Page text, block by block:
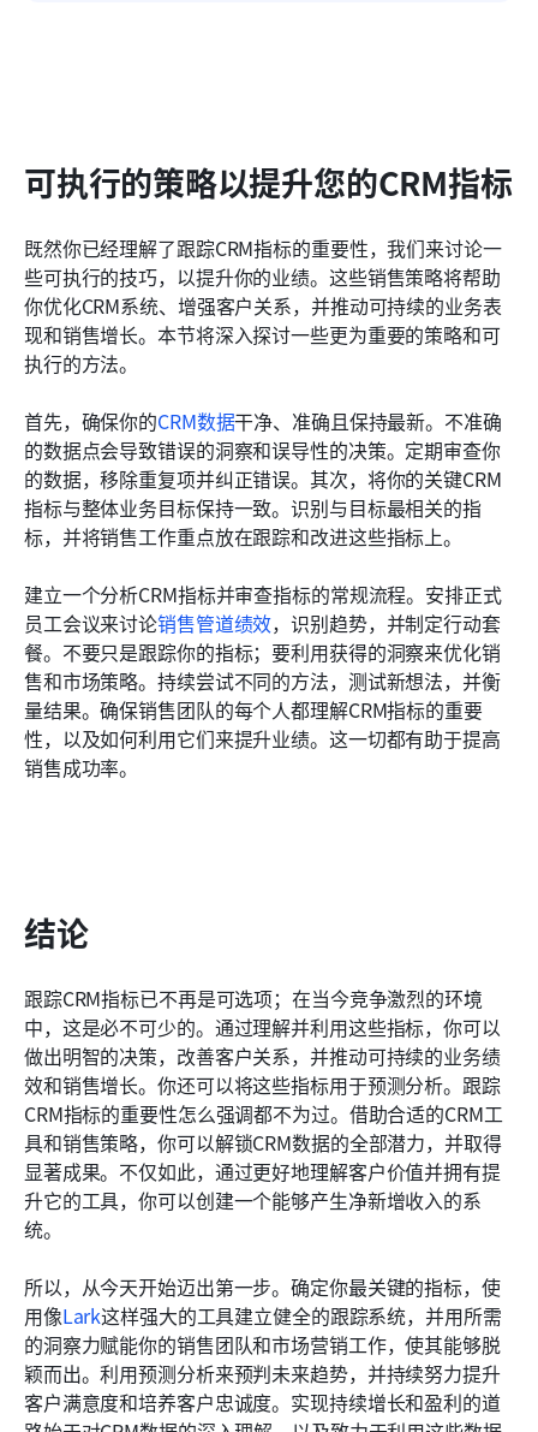
可执行的策略以提升您的CRM指标
既然你已经理解了跟踪CRM指标的重要性，我们来讨论一
些可执行的技巧，以提升你的业绩。这些销售策略将帮助
你优化CRM系统、增强客户关系，并推动可持续的业务表
现和销售增长。本节将深入探讨一些更为重要的策略和可
执行的方法。
首先，确保你的CRM数据干净、准确且保持最新。不准确
的数据点会导致错误的洞察和误导性的决策。定期审查你
的数据，移除重复项并纠正错误。其次，将你的关键CRM
指标与整体业务目标保持一致。识别与目标最相关的指
标，并将销售工作重点放在跟踪和改进这些指标上。
建立一个分析CRM指标并审查指标的常规流程。安排正式
员工会议来讨论销售管道绩效，识别趋势，并制定行动套
餐。不要只是跟踪你的指标；要利用获得的洞察来优化销
售和市场策略。持续尝试不同的方法，测试新想法，并衡
量结果。确保销售团队的每个人都理解CRM指标的重要
性，以及如何利用它们来提升业绩。这一切都有助于提高
销售成功率。
结论
跟踪CRM指标已不再是可选项；在当今竞争激烈的环境
中，这是必不可少的。通过理解并利用这些指标，你可以
做出明智的决策，改善客户关系，并推动可持续的业务绩
效和销售增长。你还可以将这些指标用于预测分析。跟踪
CRM指标的重要性怎么强调都不为过。借助合适的CRM工
具和销售策略，你可以解锁CRM数据的全部潜力，并取得
显著成果。不仅如此，通过更好地理解客户价值并拥有提
升它的工具，你可以创建一个能够产生净新增收入的系
统。
所以，从今天开始迈出第一步。确定你最关键的指标，使
用像Lark这样强大的工具建立健全的跟踪系统，并用所需
的洞察力赋能你的销售团队和市场营销工作，使其能够脱
颖而出。利用预测分析来预判未来趋势，并持续努力提升
客户满意度和培养客户忠诚度。实现持续增长和盈利的道